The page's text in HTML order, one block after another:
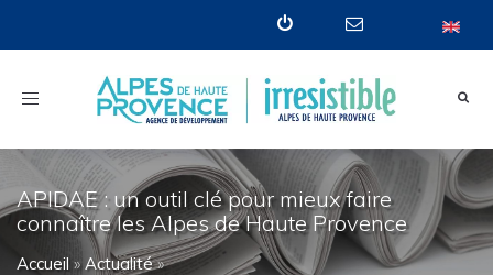
Toggle
navigation
APIDAE : un outil clé pour mieux faire
connaître les Alpes de Haute Provence
Accueil »Actualité»